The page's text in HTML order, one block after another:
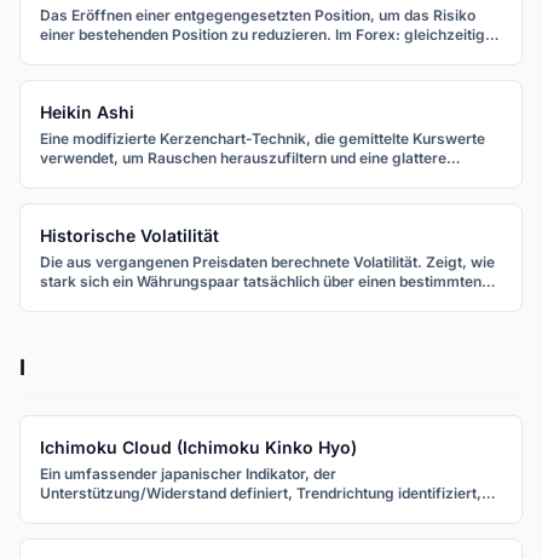
Das Eröffnen einer entgegengesetzten Position, um das Risiko
einer bestehenden Position zu reduzieren. Im Forex: gleichzeitig
Heikin Ashi
Eine modifizierte Kerzenchart-Technik, die gemittelte Kurswerte
verwendet, um Rauschen herauszufiltern und eine glattere
Historische Volatilität
Die aus vergangenen Preisdaten berechnete Volatilität. Zeigt, wie
stark sich ein Währungspaar tatsächlich über einen bestimmten
I
Ichimoku Cloud (Ichimoku Kinko Hyo)
Ein umfassender japanischer Indikator, der
Unterstützung/Widerstand definiert, Trendrichtung identifiziert,